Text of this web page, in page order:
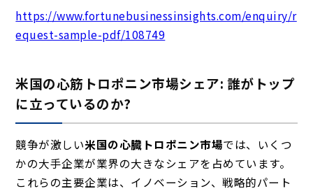
https://www.fortunebusinessinsights.com/enquiry/r
equest-sample-pdf/108749
米国の心筋トロポニン市場シェア: 誰がトップ
に立っているのか?
競争が激しい米国の心臓トロポニン市場では、いくつ
かの大手企業が業界の大きなシェアを占めています。
これらの主要企業は、イノベーション、戦略的パート